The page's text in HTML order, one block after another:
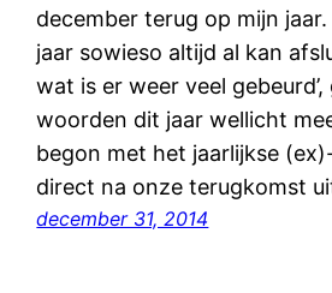
december terug op mijn
jaar sowieso altijd al kan
wat is er weer veel
woorden dit jaar wellicht
begon met het jaarlijkse
direct na onze terugkomst
december 31, 2014